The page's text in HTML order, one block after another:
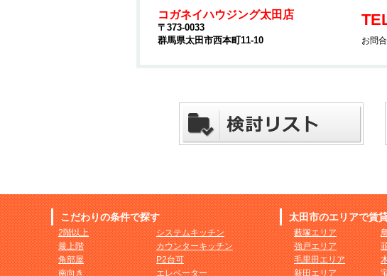
コガネイハウジング太田店
〒373-0033
群馬県太田市西本町11-10
お問
こだわりの条件で探す
2階以上
最上階
角部屋
南向き
システムキッチン
カウンターキッチン
P2台可
エレベーター
太田市のエリアで賃
藪塚エリア
強戸エリア
毛里田エリア
新田エリア